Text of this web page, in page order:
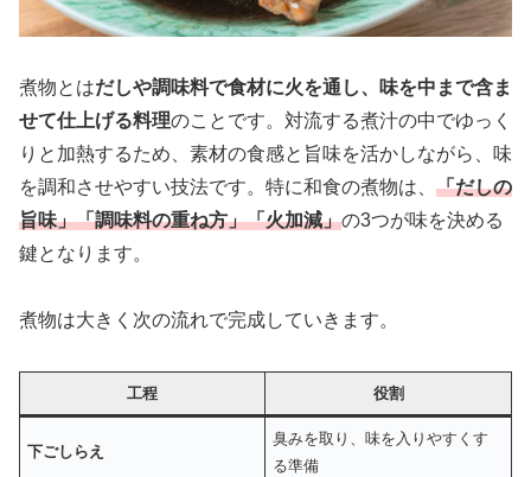
煮物とはだしや調味料で食材に火を通し、味を中まで含ま
せて仕上げる料理のことです。対流する煮汁の中でゆっく
りと加熱するため、素材の食感と旨味を活かしながら、味
を調和させやすい技法です。特に和食の煮物は、 「だしの
旨味」「調味料の重ね方」「火加減」の3つが味を決める
鍵となります。
煮物は大きく次の流れで完成していきます。
工程 役割
下ごしらえ
臭みを取り、味を入りやすくす
る準備